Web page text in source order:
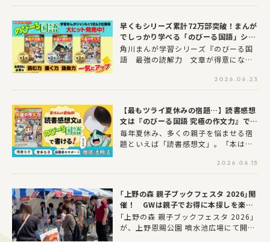
なく！
早くもシリーズ累計72万部突破！まんが
でしっかり学べる「のびーる国語」シリ
ーズのおすすめポイント!!
角川まんが学習シリーズ『のびーる国
語 最強の読解力 文章が得意になる
作文力 読書感想文・意見文・手紙
他』が2025年3月19日（水）に同時発
力」と「作文力」が身につく2冊のおす
すめポイントを紹介します。
2026.06.23
【最もツライ夏休みの宿題…】読書感想
文は『のびーる国語 究極の作文力』で攻
略！
毎年夏休み、多くの親子を悩ませる宿
題といえば「読書感想文」。「本は読
ない…」 「うまく文章にできなくて、
書くのがイヤ！」お子さんのそんな悩
いのではないでしょうか？そんな読書
感想文の強い味方になるのが、大人気
学習まんが「のびーるシリーズ」から
登場した『のびーる国語 究極の作文
2026.06.15
｢上野の森 親子ブックフェスタ 2026｣開
催！ GWは親子でお得に本探しを楽し
もう♪
｢上野の森 親子ブックフェスタ 2026｣
が、上野恩賜公園 噴水池広場にて開催